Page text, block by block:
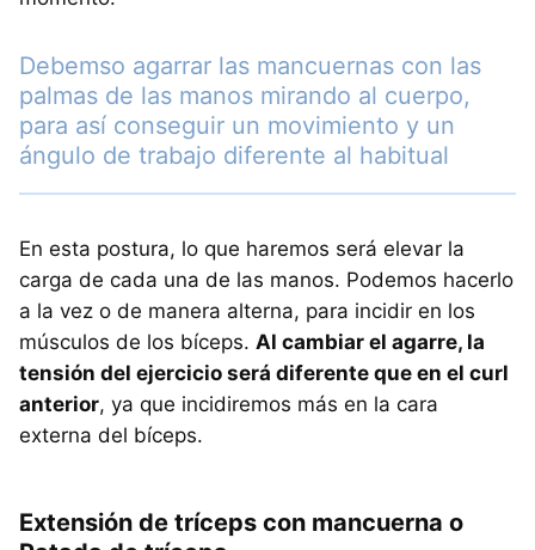
Debemso agarrar las mancuernas con las
palmas de las manos mirando al cuerpo,
para así conseguir un movimiento y un
ángulo de trabajo diferente al habitual
En esta postura, lo que haremos será elevar la
carga de cada una de las manos. Podemos hacerlo
a la vez o de manera alterna, para incidir en los
músculos de los bíceps. Al cambiar el agarre, la
tensión del ejercicio será diferente que en el curl
anterior, ya que incidiremos más en la cara
externa del bíceps.
Extensión de tríceps con mancuerna o